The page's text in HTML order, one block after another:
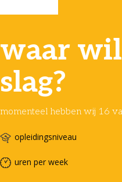
waar
slag?
momenteel hebben wij 16